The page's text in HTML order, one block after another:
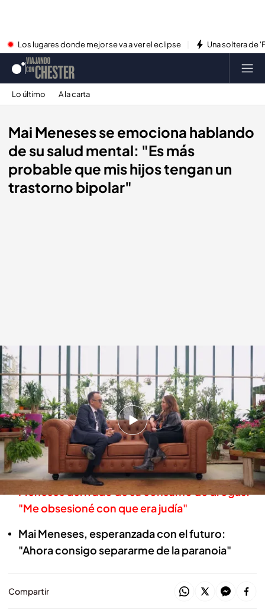
Los lugares donde mejor se va a ver el eclipse Una soltera de
Lo último A la carta
Mai Meneses se emociona hablando
de su salud mental: "Es más
probable que mis hijos tengan un
trastorno bipolar"
Mai Meneses: "Es más probable que mis hijos tengan un trastorno bipolar"
Viajando con Chester
18 ENE 2023 - 00:36h.
La cantante explica en qué punto se encuentra
su salud mental
Depresión psicótica, el diagnóstico Mai
Meneses derivado de su consumo de drogas:
"Me obsesioné con que era judía"
Mai Meneses, esperanzada con el futuro:
"Ahora consigo separarme de la paranoia"
Compartir